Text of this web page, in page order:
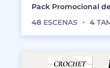
Pack Promocional
48 ESCENAS 4